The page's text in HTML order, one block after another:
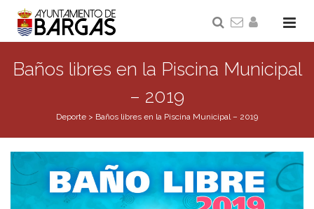
Baños libres en la Piscina Municipal
– 2019
Deporte > Baños libres en la Piscina Municipal – 2019